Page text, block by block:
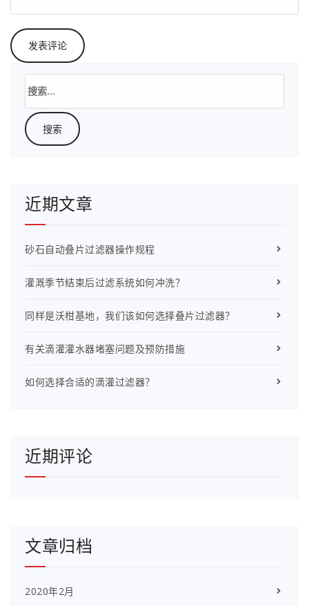
索：
近期文章
砂石自动叠片过滤器操作规程
灌溉季节结束后过滤系统如何冲洗？
同样是沃柑基地，我们该如何选择叠片过滤器？
有关滴灌灌水器堵塞问题及预防措施
如何选择合适的滴灌过滤器？
近期评论
文章归档
2020年2月